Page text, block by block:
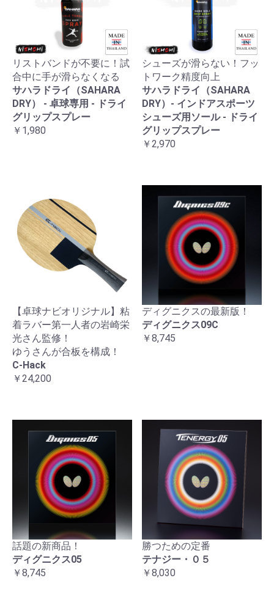
リストバンドが不要に！試
合中に手が滑らなくなる
サハラドライ（SAHARA
DRY） - 卓球専用 - ドライ
グリップスプレー
￥1,980
シューズが滑らない！フッ
トワーク精度向上
サハラドライ（SAHARA
DRY）- インドアスポーツ
シューズ用ソール - ドライ
グリップスプレー
￥2,970
【卓球ナビオリジナル】粘
着ラバー第一人者の岩崎栄
光さん監修！
ゆうさんが合板を構成！
C-Hack
￥24,200
ディグニクスの最新版！
ディグニクス09C
￥8,745
話題の新商品！
ディグニクス05
￥8,745
勝つための定番
テナジー・０５
￥8,030